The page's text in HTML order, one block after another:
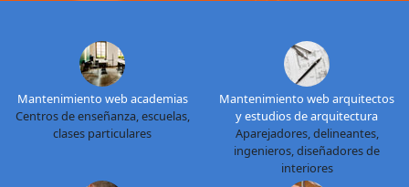
Mantenimiento web academias
Centros de enseñanza, escuelas,
clases particulares
Mantenimiento web arquitectos
y estudios de arquitectura
Aparejadores, delineantes,
ingenieros, diseñadores de
interiores